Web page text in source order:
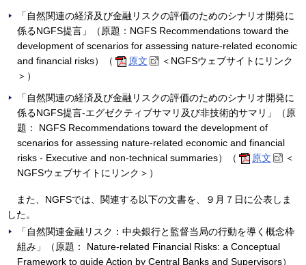
「自然関連の経済及び金融リスクの評価のためのシナリオ開発に
係るNGFS提言」（原題：NGFS Recommendations toward the
development of scenarios for assessing nature-related economic
and financial risks）（
原文
＜NGFSウェブサイトにリンク
＞）
「自然関連の経済及び金融リスクの評価のためのシナリオ開発に
係るNGFS提言-エグゼクティブサマリ及び非技術的サマリ」（原
題： NGFS Recommendations toward the development of
scenarios for assessing nature-related economic and financial
risks - Executive and non-technical summaries）（
原文
＜
NGFSウェブサイトにリンク＞）
また、NGFSでは、関連する以下の文書を、９月７日に公表しま
した。
「自然関連金融リスク：中央銀行と監督当局の行動を導く概念枠
組み」（原題： Nature-related Financial Risks: a Conceptual
Framework to guide Action by Central Banks and Supervisors）